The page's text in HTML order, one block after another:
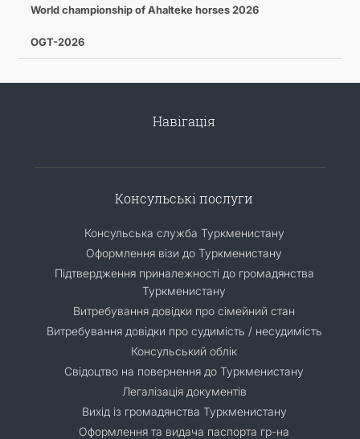
World championship of Ahalteke horses 2026
OGT-2026
Навігація
Консульські послуги
Консульська служба Туркменистану
Оформлення візи до Туркменистану
Підтвердження приналежності до громадянства
Туркменистану
Витребування довідки про сімейний стан
Витребування довідки про судимість / несудимість
Консульський облік
Свідоцтво на повернення до Туркменистану
Легалізація документів
Вихід із громадянства Туркменистану
Оформлення та видача паспорта гр-на